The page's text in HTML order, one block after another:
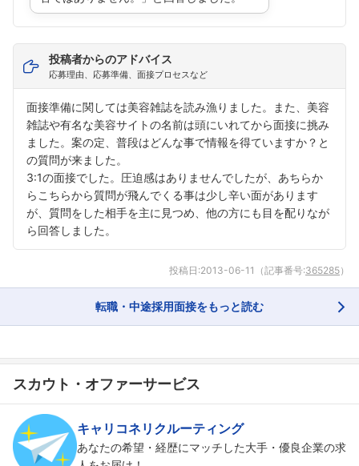
投稿者からのアドバイス
応募理由、応募準備、面接プロセスなど
面接準備に関しては美容雑誌を読み漁りました。また、美容
雑誌や有名な美容サイトの名前は頭にいれてから面接に挑み
ました。案の定、普段はどんな事で情報を得ていますか？と
の質問が来ました。
3:1の面接でした。圧迫感はありませんでしたが、あちらか
らこちらから質問が飛んでくる事は少し辛い面があります
が、質問をした相手を主に見つめ、他の方にも目を配りなが
ら回答しました。
投稿日:2013-06-11 （記事番号:365285）
転職・中途採用面接をもっと読む
スカウト・オファーサービス
キャリコネリクルーティング
あなたの希望・経歴にマッチした大手・優良企業の求